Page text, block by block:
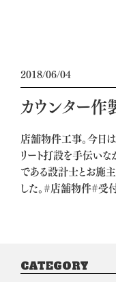
2018/06/04
カウンター作
店舗物件工事。今日
リート打設を手伝い
である設計士とお施
した。#店舗物件#受
CATEGORY